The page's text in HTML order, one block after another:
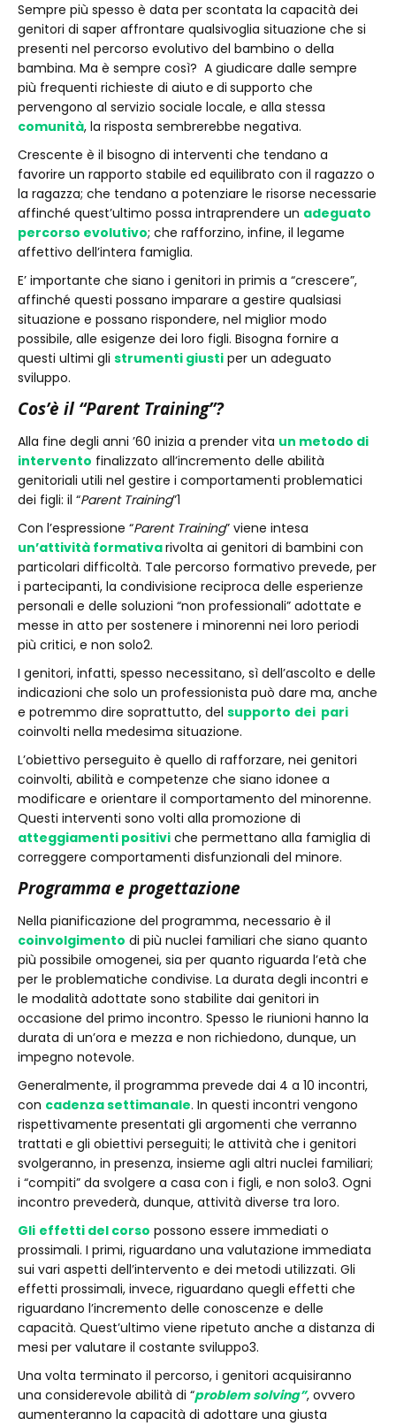
Sempre più spesso è data per scontata la capacità dei
genitori di saper affrontare qualsivoglia situazione che si
presenti nel percorso evolutivo del bambino o della
bambina. Ma è sempre così? A giudicare dalle sempre
più frequenti richieste di aiuto e di supporto che
pervengono al servizio sociale locale, e alla stessa
comunità, la risposta sembrerebbe negativa.
Crescente è il bisogno di interventi che tendano a
favorire un rapporto stabile ed equilibrato con il ragazzo o
la ragazza; che tendano a potenziare le risorse necessarie
affinché quest’ultimo possa intraprendere un adeguato
percorso evolutivo; che rafforzino, infine, il legame
affettivo dell’intera famiglia.
E’ importante che siano i genitori in primis a “crescere”,
affinché questi possano imparare a gestire qualsiasi
situazione e possano rispondere, nel miglior modo
possibile, alle esigenze dei loro figli. Bisogna fornire a
questi ultimi gli strumenti giusti per un adeguato
sviluppo.
Cos’è il “Parent Training”?
Alla fine degli anni ’60 inizia a prender vita un metodo di
intervento finalizzato all’incremento delle abilità
genitoriali utili nel gestire i comportamenti problematici
dei figli: il “Parent Training”1
Con l’espressione “Parent Training” viene intesa
un’attività formativarivolta ai genitori di bambini con
particolari difficoltà. Tale percorso formativo prevede, per
i partecipanti, la condivisione reciproca delle esperienze
personali e delle soluzioni “non professionali” adottate e
messe in atto per sostenere i minorenni nei loro periodi
più critici, e non solo2.
I genitori, infatti, spesso necessitano, sì dell’ascolto e delle
indicazioni che solo un professionista può dare ma, anche
e potremmo dire soprattutto, del supporto dei pari
coinvolti nella medesima situazione.
L’obiettivo perseguito è quello di rafforzare, nei genitori
coinvolti, abilità e competenze che siano idonee a
modificare e orientare il comportamento del minorenne.
Questi interventi sono volti alla promozione di
atteggiamenti positivi che permettano alla famiglia di
correggere comportamenti disfunzionali del minore.
Programma e progettazione
Nella pianificazione del programma, necessario è il
coinvolgimento di più nuclei familiari che siano quanto
più possibile omogenei, sia per quanto riguarda l’età che
per le problematiche condivise. La durata degli incontri e
le modalità adottate sono stabilite dai genitori in
occasione del primo incontro. Spesso le riunioni hanno la
durata di un’ora e mezza e non richiedono, dunque, un
impegno notevole.
Generalmente, il programma prevede dai 4 a 10 incontri,
con cadenza settimanale. In questi incontri vengono
rispettivamente presentati gli argomenti che verranno
trattati e gli obiettivi perseguiti; le attività che i genitori
svolgeranno, in presenza, insieme agli altri nuclei familiari;
i “compiti” da svolgere a casa con i figli, e non solo3. Ogni
incontro prevederà, dunque, attività diverse tra loro.
Gli effetti del corso possono essere immediati o
prossimali. I primi, riguardano una valutazione immediata
sui vari aspetti dell’intervento e dei metodi utilizzati. Gli
effetti prossimali, invece, riguardano quegli effetti che
riguardano l’incremento delle conoscenze e delle
capacità. Quest’ultimo viene ripetuto anche a distanza di
mesi per valutare il costante sviluppo3.
Una volta terminato il percorso, i genitori acquisiranno
una considerevole abilità di “problem solving”, ovvero
aumenteranno la capacità di adottare una giusta